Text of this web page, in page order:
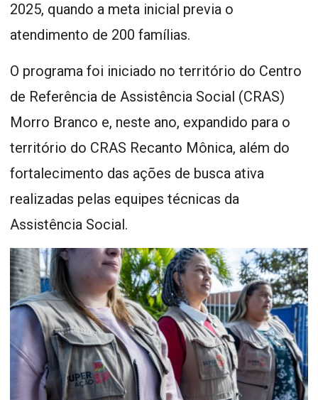
2025, quando a meta inicial previa o
atendimento de 200 famílias.
O programa foi iniciado no território do Centro
de Referência de Assistência Social (CRAS)
Morro Branco e, neste ano, expandido para o
território do CRAS Recanto Mônica, além do
fortalecimento das ações de busca ativa
realizadas pelas equipes técnicas da
Assistência Social.